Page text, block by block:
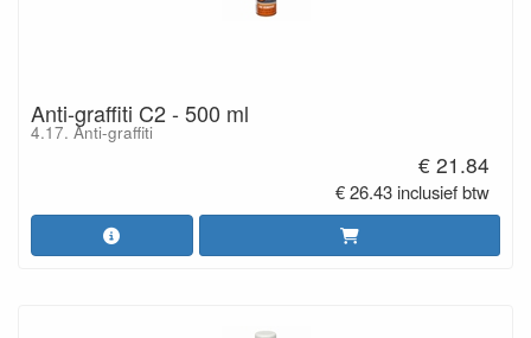
Anti-graffiti C2 - 500 ml
4.17. Anti-graffiti
€ 21.84
€ 26.43 inclusief btw